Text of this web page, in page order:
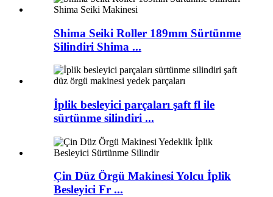
Shima Seiki Roller 189mm Sürtünme
Silindiri Shima ...
İplik besleyici parçaları şaft fl ile
sürtünme silindiri ...
Çin Düz Örgü Makinesi Yolcu İplik
Besleyici Fr ...